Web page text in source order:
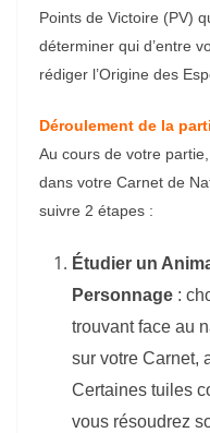
Points de Victoire (PV)
déterminer qui d’entre
rédiger l’Origine des
Déroulement de la
Au cours de votre
dans votre Carnet de
suivre 2 étapes :
Étudier un
Personnage :
trouvant face au
sur votre Carnet,
Certaines tuiles
vous résoudrez